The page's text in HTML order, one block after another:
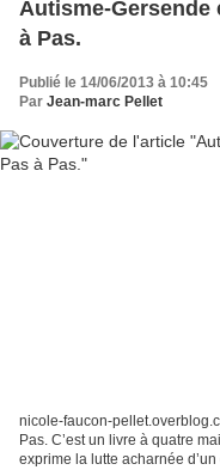
Autisme-
à Pas.
Publié le 14/06/2013 à 10:45
Par Jean-marc Pellet
nicole-faucon-
Pas. C’est un livre à quatre
exprime la lutte acharnée